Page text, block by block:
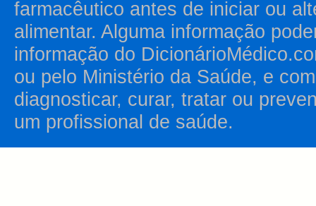
farmacêutico antes de iniciar ou
alimentar. Alguma informação
informação do
ou pelo Ministério da Saúde, e
diagnosticar, curar, tratar ou
um profissional de saúde.